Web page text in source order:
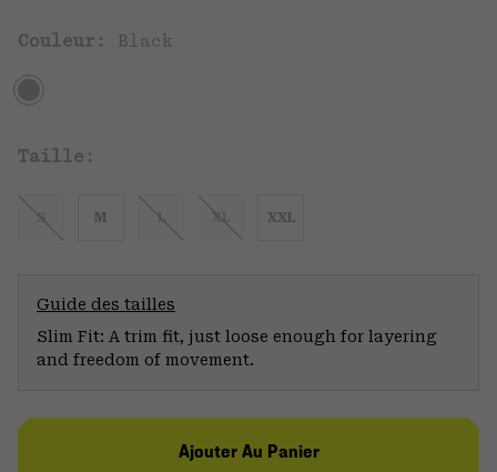
Couleur: Black
Taille:
S M L XL XXL
Guide des tailles
Slim Fit: A trim fit, just loose enough for layering
and freedom of movement.
Ajouter Au Panier